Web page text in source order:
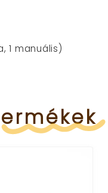
1 manuális)